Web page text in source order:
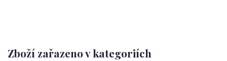
Zboží zařazeno v kategoriích